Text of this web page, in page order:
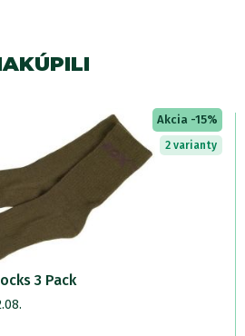
Akcia -15%
2 varianty
3 Pack